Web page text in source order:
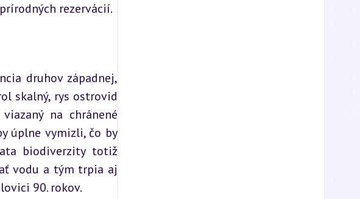
rezervácií.
druhov západnej,
skalný, rys ostrovid
na chránené
úplne vymizli, čo by
biodiverzity totiž
vodu a tým trpia aj
90. rokov.